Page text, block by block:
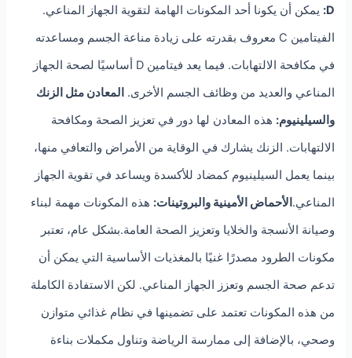
D: يمكن أن يكونا أحد المكونات الهامة لتقوية الجهاز المناعي.
الفيتامين C معروف بقدرته على زيادة مناعة الجسم ومساعدته
في مكافحة الالتهابات. فيما يعد فيتامين D أساسيًا لصحة الجهاز
المناعي والعديد من وظائف الجسم الأخرى. المعادن مثل الزنك
والسيلينيوم: هذه المعادن لها دور في تعزيز الصحة ومكافحة
الالتهابات. الزنك يشارك في الوقاية من الأمراض والتعافي منها،
بينما يعمل السيلينيوم كمضاد للأكسدة ويساعد في تقوية الجهاز
المناعي. الأحماض الأمينية والبروتينات: هذه المكونات مهمة لبناء
وصيانة الأنسجة والخلايا وتعزيز الصحة العامة.بشكل عام، تعتبر
مكونات الطرود مصدرًا غنيًا بالمغذيات الأساسية التي يمكن أن
تدعم صحة الجسم وتعزز الجهاز المناعي. لكن الاستفادة الكاملة
من هذه المكونات تعتمد على تضمينها في نظام غذائي متوازن
وصحي، بالإضافة إلى ممارسة الرياضة وتناول مكملات بناءة